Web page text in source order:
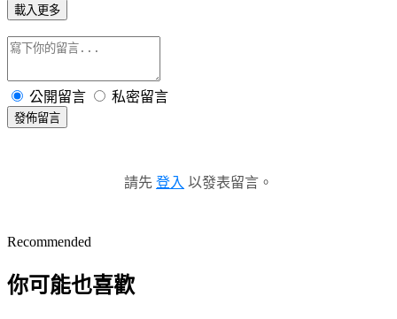
載入更多
公開留言 私密留言
發佈留言
請先 登入 以發表留言。
Recommended
你可能也喜歡